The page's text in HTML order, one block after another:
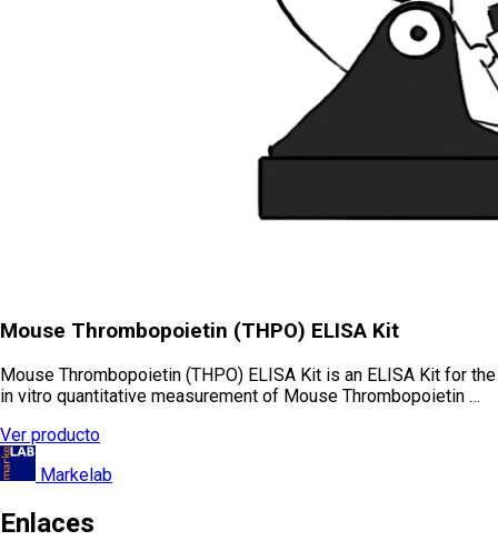
Mouse Thrombopoietin (THPO) ELISA Kit
Mouse Thrombopoietin (THPO) ELISA Kit is an ELISA Kit for the
in vitro quantitative measurement of Mouse Thrombopoietin …
Ver producto
Markelab
Enlaces